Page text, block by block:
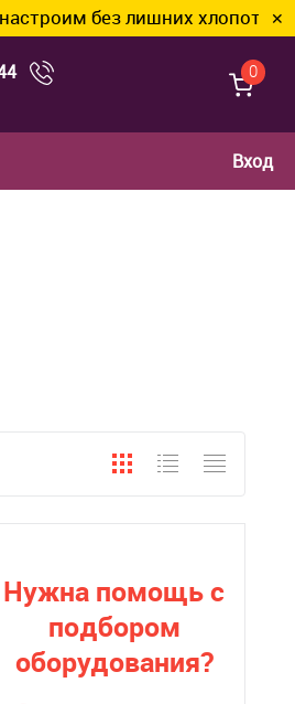
без лишних хлопот. ✕
0
Вход
Нужна помощь с
подбором
оборудования?